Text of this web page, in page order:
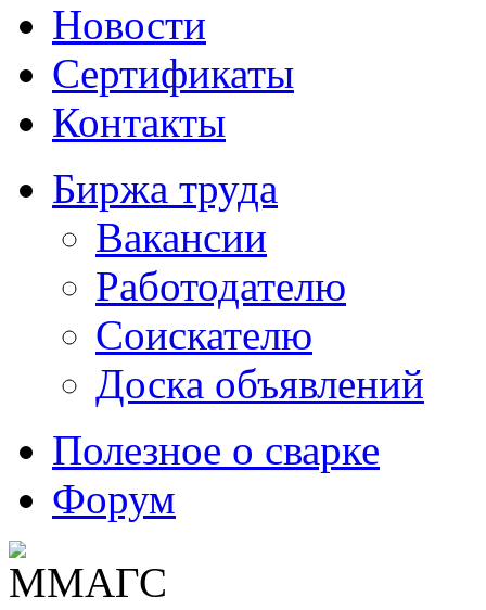
Новости
Сертификаты
Контакты
Биржа труда
Вакансии
Работодателю
Соискателю
Доска объявлений
Полезное о сварке
Форум